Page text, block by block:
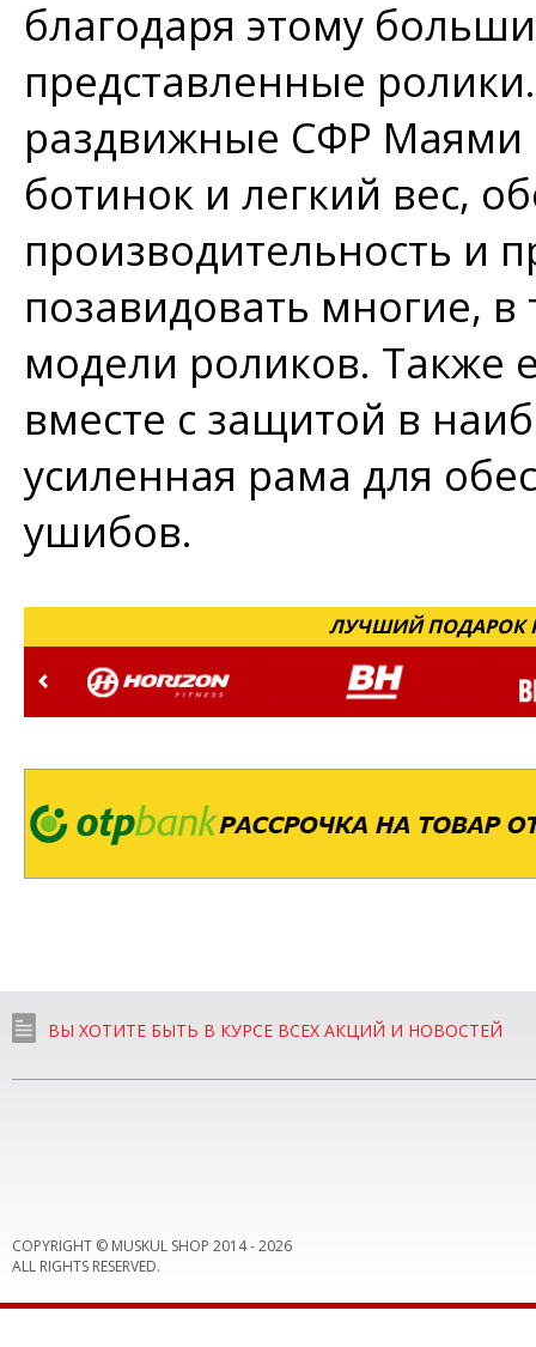
благодаря этому
представленные
раздвижные СФР Маями
ботинок и легкий вес,
производительность и
позавидовать многие,
модели роликов. Также
вместе с защитой в
усиленная рама для
ушибов.
ЛУЧШИЙ ПОДАРОК
ВЫ ХОТИТЕ БЫТЬ В КУРСЕ ВСЕХ АКЦИЙ И НОВОСТЕЙ
COPYRIGHT © MUSKUL SHOP 2014 -2026
ALL RIGHTS RESERVED.